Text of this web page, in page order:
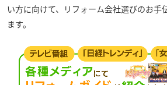
い方に向けて、リフォーム会社選びのお手
ます。